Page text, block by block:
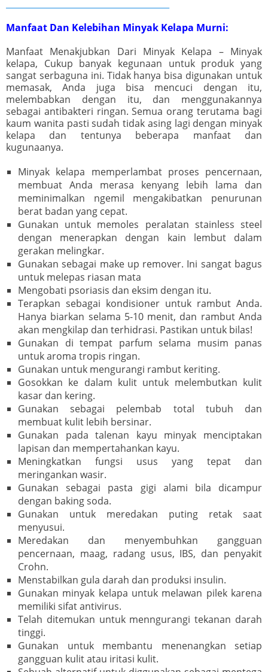
Manfaat Dan Kelebihan Minyak Kelapa Murni:
Manfaat Menakjubkan Dari Minyak Kelapa – Minyak
kelapa, Cukup banyak kegunaan untuk produk yang
sangat serbaguna ini. Tidak hanya bisa digunakan untuk
memasak, Anda juga bisa mencuci dengan itu,
melembabkan dengan itu, dan menggunakannya
sebagai antibakteri ringan. Semua orang terutama bagi
kaum wanita pasti sudah tidak asing lagi dengan minyak
kelapa dan tentunya beberapa manfaat dan
kugunaanya.
Minyak kelapa memperlambat proses pencernaan,
membuat Anda merasa kenyang lebih lama dan
meminimalkan ngemil mengakibatkan penurunan
berat badan yang cepat.
Gunakan untuk memoles peralatan stainless steel
dengan menerapkan dengan kain lembut dalam
gerakan melingkar.
Gunakan sebagai make up remover. Ini sangat bagus
untuk melepas riasan mata
Mengobati psoriasis dan eksim dengan itu.
Terapkan sebagai kondisioner untuk rambut Anda.
Hanya biarkan selama 5-10 menit, dan rambut Anda
akan mengkilap dan terhidrasi. Pastikan untuk bilas!
Gunakan di tempat parfum selama musim panas
untuk aroma tropis ringan.
Gunakan untuk mengurangi rambut keriting.
Gosokkan ke dalam kulit untuk melembutkan kulit
kasar dan kering.
Gunakan sebagai pelembab total tubuh dan
membuat kulit lebih bersinar.
Gunakan pada talenan kayu minyak menciptakan
lapisan dan mempertahankan kayu.
Meningkatkan fungsi usus yang tepat dan
meringankan wasir.
Gunakan sebagai pasta gigi alami bila dicampur
dengan baking soda.
Gunakan untuk meredakan puting retak saat
menyusui.
Meredakan dan menyembuhkan gangguan
pencernaan, maag, radang usus, IBS, dan penyakit
Crohn.
Menstabilkan gula darah dan produksi insulin.
Gunakan minyak kelapa untuk melawan pilek karena
memiliki sifat antivirus.
Telah ditemukan untuk menngurangi tekanan darah
tinggi.
Gunakan untuk membantu menenangkan setiap
gangguan kulit atau iritasi kulit.